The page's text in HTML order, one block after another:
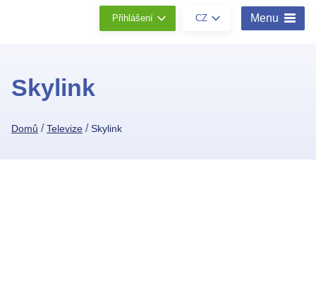
Přihlášení CZ Menu
Skylink
Domů /Televize /Skylink